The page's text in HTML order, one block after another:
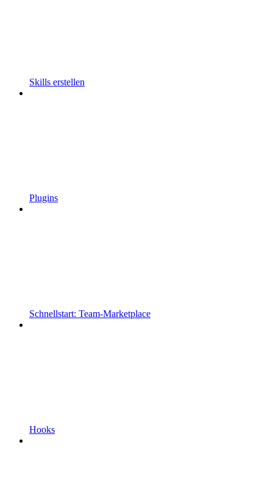
Skills erstellen
Plugins
Schnellstart: Team-Marketplace
Hooks